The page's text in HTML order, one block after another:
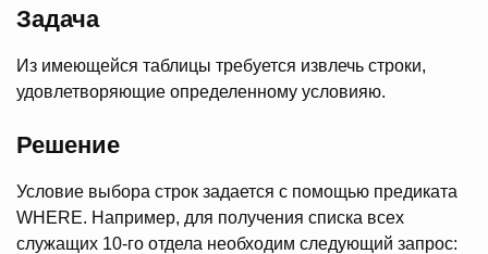
Задача
Из имеющейся таблицы требуется извлечь строки,
удовлетворяющие определенному условияю.
Решение
Условие выбора строк задается с помощью предиката
WHERE. Например, для получения списка всех
служащих 10-го отдела необходим следующий запрос: